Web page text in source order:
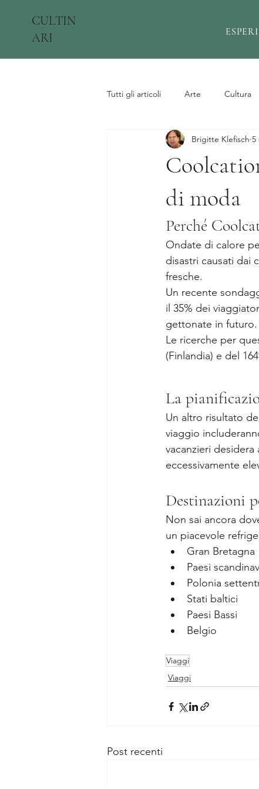
CULTIN
ARI
Tutti gli articoli Arte Cultura
di moda
Brigitte Klefisch 5
Perché
Ondate di calore
disastri causati dai
fresche.
Un recente
il 35% dei
gettonate in futuro.
Le ricerche per
(Finlandia) e del
La
Un altro risultato
viaggio
vacanzieri
eccessivamente
Destinazioni
Non sai ancora
un piacevole
Gran Bretagna
Paesi
Polonia
Stati baltici
Paesi Bassi
Belgio
Viaggi
Viaggi
Post recenti